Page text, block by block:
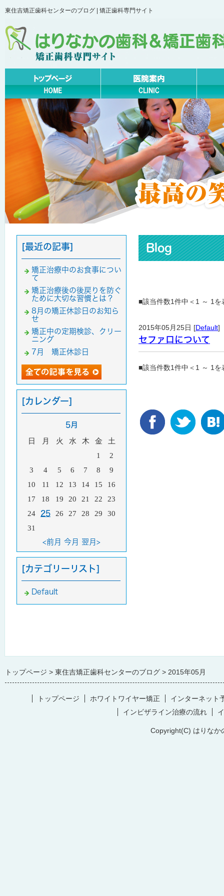
東住吉矯正歯科センターのブログ | 矯正歯科専門サイト
Blog
■該当件数1件中＜1 ～ 1を
2015年05月25日 [Default]
セファロについて
■該当件数1件中＜1 ～ 1を
[最近の記事]
矯正治療中のお食事につい
て
矯正治療後の後戻りを防ぐ
ために大切な習慣とは？
8月の矯正休診日のお知ら
せ
矯正中の定期検診、クリー
ニング
7月 矯正休診日
[カレンダー]
5月
日 月 火 水 木 金
土
1
2
3
4 5 6 7 8
9
10
11 12 13 14 15
16
17
18 19 20 21 22
23
24
25 26 27 28 29
30
31
<前月 今月 翌月>
[カテゴリーリスト]
Default
トップページ 東住吉矯正歯科センターのブログ 2015年05月
トップページ ホワイトワイヤー矯正
インターネット
インビザライン治療の流れ
Copyright(C) はりなか